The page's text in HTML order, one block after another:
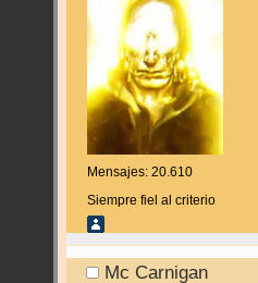
Mensajes: 20.610
Siempre fiel al criterio
Mc Carnigan